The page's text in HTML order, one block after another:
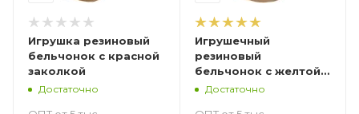
Игрушка резиновый
бельчонок с красной
заколкой
Достаточно
Игрушечный
резиновый
бельчонок с желтой
заколкой
Достаточно